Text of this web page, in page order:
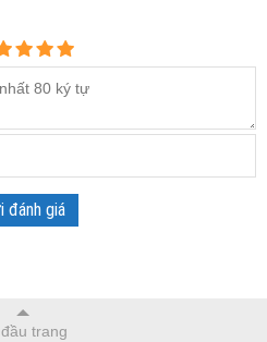
đánh giá
trang